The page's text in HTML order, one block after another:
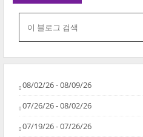
08/02/26 - 08/09/26
07/26/26 - 08/02/26
07/19/26 - 07/26/26